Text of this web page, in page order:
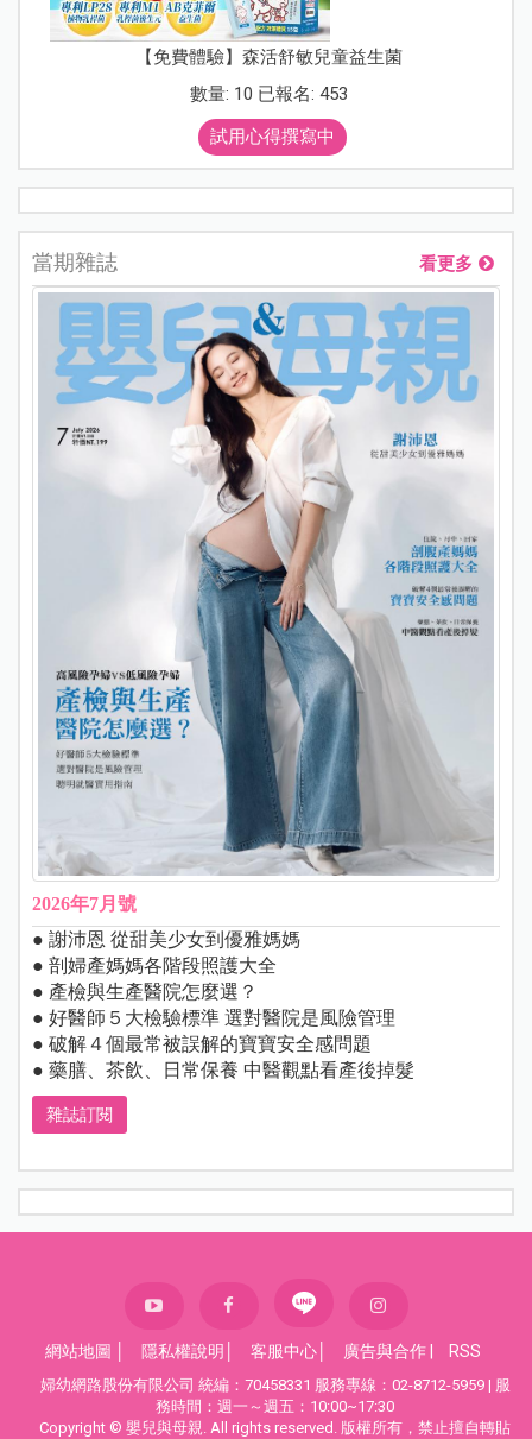
【免費體驗】森活舒敏兒童益生菌
數量: 10 已報名: 453
試用心得撰寫中
當期雜誌 看更多
2026年7月號
● 謝沛恩 從甜美少女到優雅媽媽
● 剖婦產媽媽各階段照護大全
● 產檢與生產醫院怎麼選？
● 好醫師５大檢驗標準 選對醫院是風險管理
● 破解４個最常被誤解的寶寶安全感問題
● 藥膳、茶飲、日常保養 中醫觀點看產後掉髮
雜誌訂閱
網站地圖 隱私權說明 客服中心 廣告與合作 RSS
婦幼網路股份有限公司 統編：70458331 服務專線：02-8712-5959 | 服
務時間：週一～週五：10:00~17:30
Copyright © 嬰兒與母親. All rights reserved. 版權所有，禁止擅自轉貼